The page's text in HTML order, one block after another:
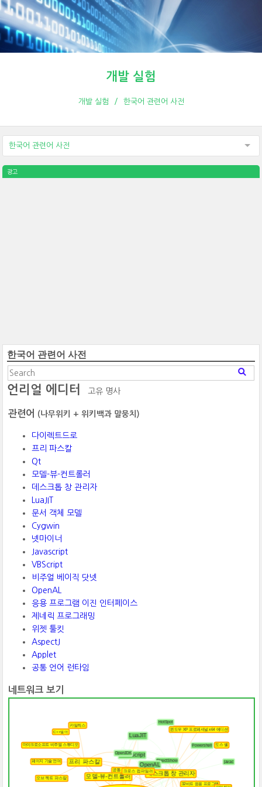
개발 실험
개발 실험 한국어 관련어 사전
한국어 관련어 사전
광고
한국어 관련어 사전
언리얼 에디터 고유 명사
관련어 (나무위키 + 위키백과 말뭉치)
다이렉트드로
프리 파스칼
Qt
모델-뷰-컨트롤러
데스크톱 창 관리자
LuaJIT
문서 객체 모델
Cygwin
넷마이너
Javascript
VBScript
비주얼 베이직 닷넷
OpenAL
응용 프로그램 이진 인터페이스
제네릭 프로그래밍
위젯 툴킷
AspectJ
Applet
공통 언어 런타임
네트워크 보기